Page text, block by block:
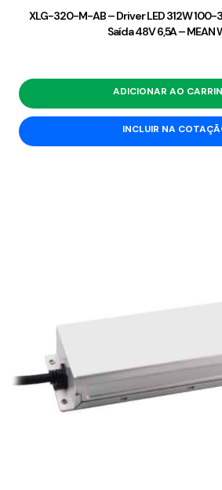
XLG-320-M-AB – Driver LED 312W
Saída 48V 6,5A – MEAN
ADICIONAR AO
INCLUIR NA